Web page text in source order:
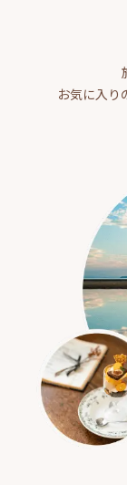
お気に入り